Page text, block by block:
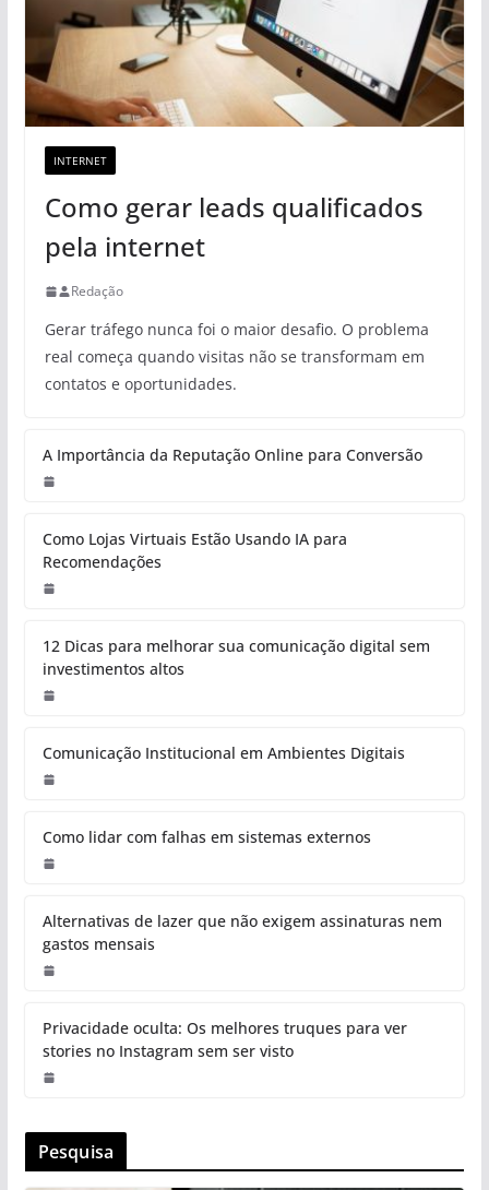
INTERNET
Como gerar leads qualificados
pela internet
Redação
Gerar tráfego nunca foi o maior desafio. O problema
real começa quando visitas não se transformam em
contatos e oportunidades.
A Importância da Reputação Online para Conversão
Como Lojas Virtuais Estão Usando IA para
Recomendações
12 Dicas para melhorar sua comunicação digital sem
investimentos altos
Comunicação Institucional em Ambientes Digitais
Como lidar com falhas em sistemas externos
Alternativas de lazer que não exigem assinaturas nem
gastos mensais
Privacidade oculta: Os melhores truques para ver
stories no Instagram sem ser visto
Pesquisa